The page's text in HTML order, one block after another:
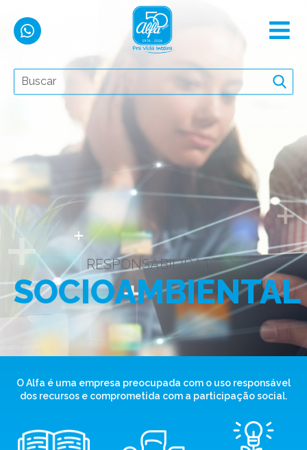
RESPONSABILIDADE
SOCIOAMBIENTAL
O Alfa é uma empresa preocupada com o uso responsável
dos recursos e comprometida com a participação social.